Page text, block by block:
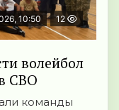
10:50 12
волейбол
СВО
команды